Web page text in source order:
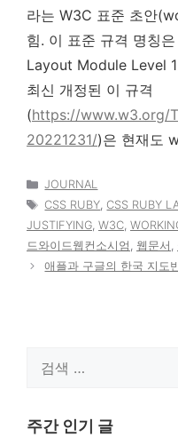
라는 W3C 표준 초안
힘. 이 표준 규격 명칭
Layout Module Level
최신 개정된 이 규격
(https://www.w3.org/
20221231/)은 현재도
카
테
리
JOURNAL
태
그
CSS RUBY, CSS RUBY
JUSTIFYING, W3C,
드와이드웹컨소시엄 , 웹문서 ,
애플과 구글의 한국 지도
주간 인기 글